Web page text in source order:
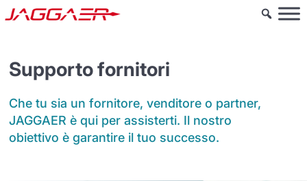
Supporto fornitori
Che tu sia un fornitore, venditore o partner,
JAGGAER è qui per assisterti. Il nostro
obiettivo è garantire il tuo successo.